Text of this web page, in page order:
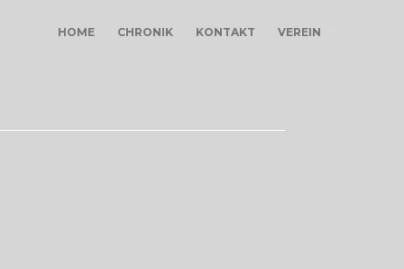
HOME CHRONIK KONTAKT VEREIN